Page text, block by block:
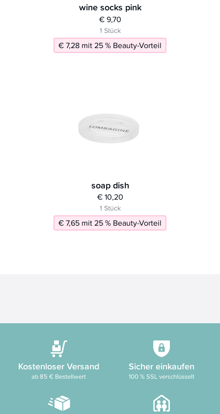
wine socks pink
€ 9,70
1 Stück
€ 7,28 mit 25 % Beauty-Vorteil
soap dish
€ 10,20
1 Stück
€ 7,65 mit 25 % Beauty-Vorteil
Kostenloser Versand
ab 85 € Bestellwert
Sicher einkaufen
100 % SSL verschlüsselt